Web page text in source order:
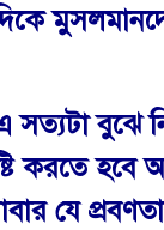
এ সত্যটা
হবে
যে